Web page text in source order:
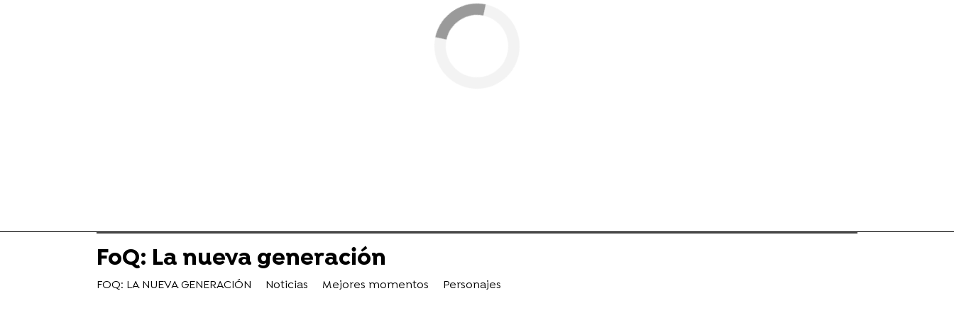
FoQ: La nueva generación
FOQ: LA NUEVA GENERACIÓN Noticias Mejores momentos Personajes